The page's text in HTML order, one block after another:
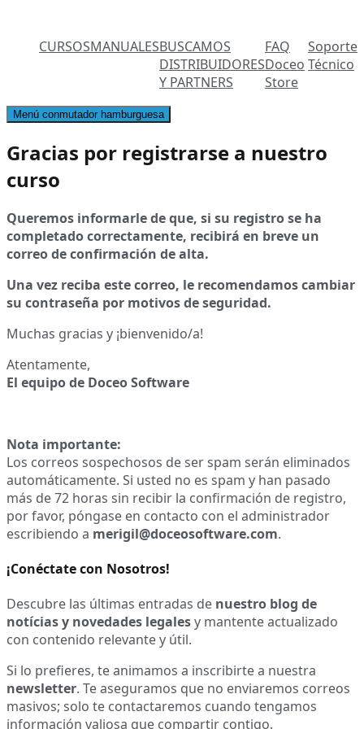
CURSOSMANUALESBUSCAMOS
DISTRIBUIDORES
Y PARTNERS
FAQ
Doceo
Store
Soporte
Técnico
Menú conmutador hamburguesa
Gracias por registrarse a nuestro
curso
Queremos informarle de que, si su registro se ha
completado correctamente, recibirá en breve un
correo de confirmación de alta.
Una vez reciba este correo, le recomendamos cambiar
su contraseña por motivos de seguridad.
Muchas gracias y ¡bienvenido/a!
Atentamente,
El equipo de Doceo Software
Nota importante:
Los correos sospechosos de ser spam serán eliminados
automáticamente. Si usted no es spam y han pasado
más de 72 horas sin recibir la confirmación de registro,
por favor, póngase en contacto con el administrador
escribiendo a merigil@doceosoftware.com.
¡Conéctate con Nosotros!
Descubre las últimas entradas de nuestro blog de
notícias y novedades legalesy mantente actualizado
con contenido relevante y útil.
Si lo prefieres, te animamos a inscribirte a nuestra
newsletter. Te aseguramos que no enviaremos correos
masivos; solo te contactaremos cuando tengamos
información valiosa que compartir contigo.